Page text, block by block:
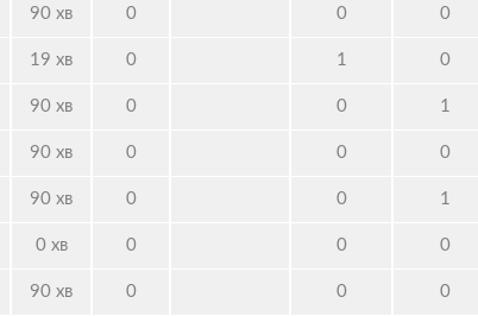
90 хв 0 0 0
19 хв 0 1 0
90 хв 0 0 1
90 хв 0 0 0
90 хв 0 0 1
0 хв 0 0 0
90 хв 0 0 0